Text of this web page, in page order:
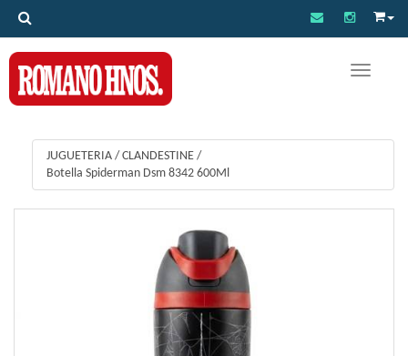
Toggle
JUGUETERIA / CLANDESTINE /
Botella Spiderman Dsm 8342 600Ml